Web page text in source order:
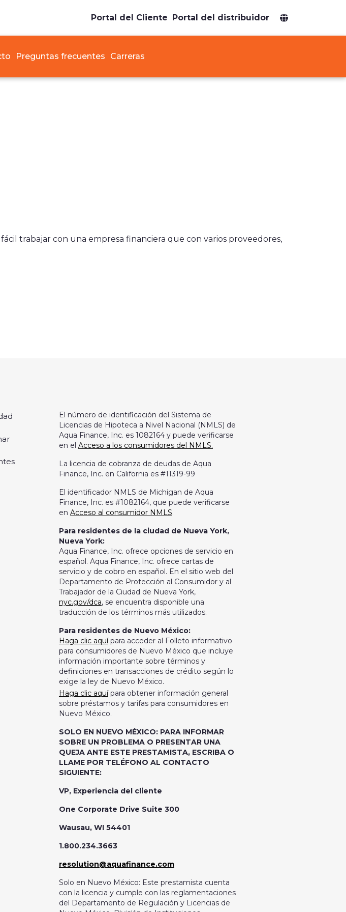
Portal del Cliente Portal del distribuidor
Preguntas frecuentes Carreras
trabajar con una empresa financiera que con varios proveedores,
El número de identificación del Sistema de
Licencias de Hipoteca a Nivel Nacional (NMLS) de
Aqua Finance, Inc. es 1082164 y puede verificarse
en el Acceso a los consumidores del NMLS.
La licencia de cobranza de deudas de Aqua
Finance, Inc. en California es #11319-99
El identificador NMLS de Michigan de Aqua
Finance, Inc. es #1082164, que puede verificarse
en Acceso al consumidor NMLS.
Para residentes de la ciudad de Nueva York,
Nueva York:
Aqua Finance, Inc. ofrece opciones de servicio en
español. Aqua Finance, Inc. ofrece cartas de
servicio y de cobro en español. En el sitio web del
Departamento de Protección al Consumidor y al
Trabajador de la Ciudad de Nueva York,
nyc.gov/dca, se encuentra disponible una
traducción de los términos más utilizados.
Para residentes de Nuevo México:
Haga clic aquípara acceder al Folleto informativo
para consumidores de Nuevo México que incluye
información importante sobre términos y
definiciones en transacciones de crédito según lo
exige la ley de Nuevo México.
Haga clic aquípara obtener información general
sobre préstamos y tarifas para consumidores en
Nuevo México.
SOLO EN NUEVO MÉXICO: PARA INFORMAR
SOBRE UN PROBLEMA O PRESENTAR UNA
QUEJA ANTE ESTE PRESTAMISTA, ESCRIBA O
LLAME POR TELÉFONO AL CONTACTO
SIGUIENTE:
VP, Experiencia del cliente
One Corporate Drive Suite 300
Wausau, WI 54401
1.800.234.3663
resolution@aquafinance.com
Solo en Nuevo México: Este prestamista cuenta
con la licencia y cumple con las reglamentaciones
del Departamento de Regulación y Licencias de